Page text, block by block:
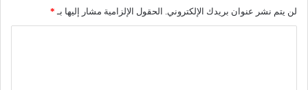
لن يتم نشر عنوان بريدك الإلكتروني. الحقول الإلزامية مشار إليها بـ *